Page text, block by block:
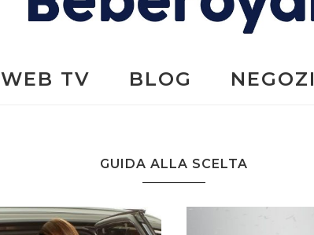
Beberoyal
WEB TV BLOG NEGOZI
GUIDA ALLA SCELTA